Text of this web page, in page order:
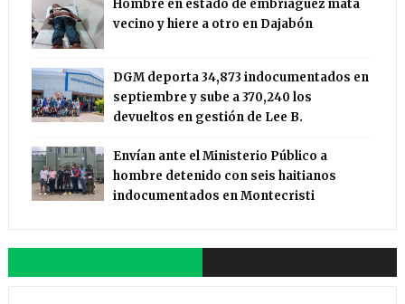
Hombre en estado de embriaguez mata
vecino y hiere a otro en Dajabón
DGM deporta 34,873 indocumentados en
septiembre y sube a 370,240 los
devueltos en gestión de Lee B.
Envían ante el Ministerio Público a
hombre detenido con seis haitianos
indocumentados en Montecristi